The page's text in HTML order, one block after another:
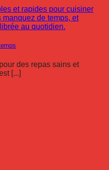
des repas sains et
[...]